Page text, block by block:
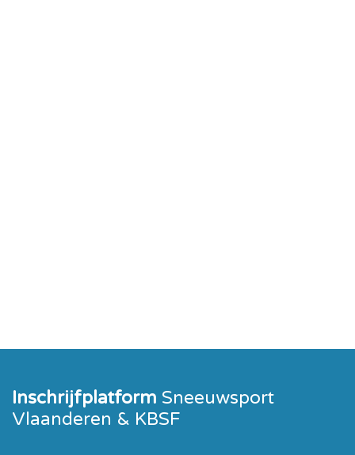
Inschrijfplatform Sneeuwsport
Vlaanderen & KBSF